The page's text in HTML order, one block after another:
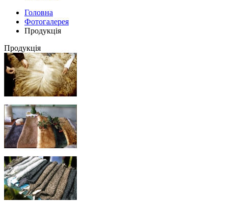
Головна
Фотогалерея
Продукція
Продукція